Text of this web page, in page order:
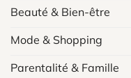
Beauté & Bien-être
Mode & Shopping
Parentalité & Famille